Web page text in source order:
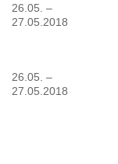
26.05. –
27.05.2018
26.05. –
27.05.2018